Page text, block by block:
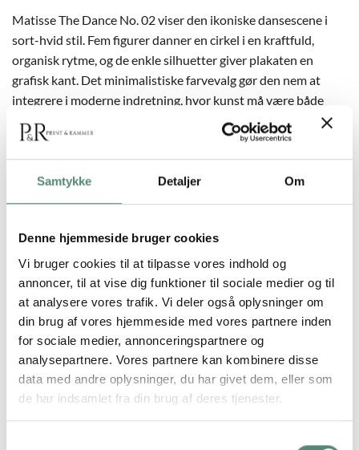
Samtykke Detaljer Om
Denne hjemmeside bruger cookies
Vi bruger cookies til at tilpasse vores indhold og
annoncer, til at vise dig funktioner til sociale medier og til
at analysere vores trafik. Vi deler også oplysninger om
din brug af vores hjemmeside med vores partnere inden
for sociale medier, annonceringspartnere og
analysepartnere. Vores partnere kan kombinere disse
data med andre oplysninger, du har givet dem, eller som
de har indsamlet fra din brug af deres tjenester.
Matisse The Dance No. 02 viser den ikoniske dansescene i
sort-hvid stil. Fem figurer danner en cirkel i en kraftfuld,
organisk rytme, og de enkle silhuetter giver plakaten en
grafisk kant. Det minimalistiske farvevalg gør den nem at
integrere i moderne indretning, hvor kunst må være både
udtryksfuldt og roligt. Et oplagt valg til dem, der ønsker et
klassisk værk med moderne visuel styrke. Plakaten står flot
alene eller sammen med The Dance No. 01.
YDERLIGERE INFORMATION
STØRRELSE 29,7×42 cm, 42×59,4 cm, 50×70 cm
ANMELDELSER
FREMRAGENDE